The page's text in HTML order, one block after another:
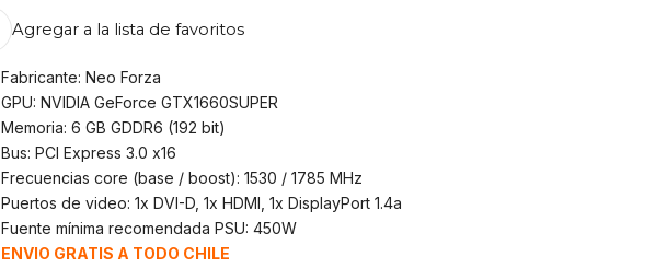
Agregar a la lista de favoritos
Fabricante: Neo Forza
GPU: NVIDIA GeForce GTX1660SUPER
Memoria: 6 GB GDDR6 (192 bit)
Bus: PCI Express 3.0 x16
Frecuencias core (base / boost): 1530 / 1785 MHz
Puertos de video: 1x DVI-D, 1x HDMI, 1x DisplayPort 1.4a
Fuente mínima recomendada PSU: 450W
ENVIO GRATIS A TODO CHILE